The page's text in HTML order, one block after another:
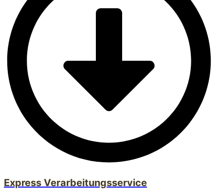
Express Verarbeitungsservice